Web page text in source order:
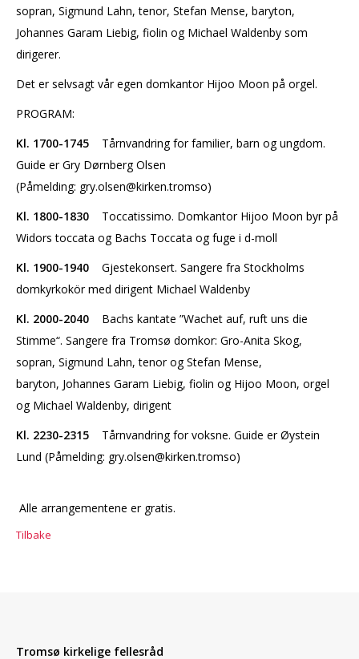
sopran, Sigmund Lahn, tenor, Stefan Mense, baryton,
Johannes Garam Liebig, fiolin og Michael Waldenby som
dirigerer.
Det er selvsagt vår egen domkantor Hijoo Moon på orgel.
PROGRAM:
Kl. 1700-1745 Tårnvandring for familier, barn og ungdom.
Guide er Gry Dørnberg Olsen
(Påmelding: gry.olsen@kirken.tromso)
Kl. 1800-1830 Toccatissimo. Domkantor Hijoo Moon byr på
Widors toccata og Bachs Toccata og fuge i d-moll
Kl. 1900-1940 Gjestekonsert. Sangere fra Stockholms
domkyrkokör med dirigent Michael Waldenby
Kl. 2000-2040
Bachs kantate ”Wachet auf, ruft uns die
Stimme“. Sangere fra Tromsø domkor: Gro-Anita Skog,
sopran, Sigmund Lahn, tenor og Stefan Mense,
baryton, Johannes Garam Liebig, fiolin og Hijoo Moon, orgel
og Michael Waldenby, dirigent
Kl. 2230-2315
Tårnvandring for voksne. Guide er Øystein
Lund (Påmelding: gry.olsen@kirken.tromso)
Alle arrangementene er gratis.
Tilbake
Tromsø kirkelige fellesråd